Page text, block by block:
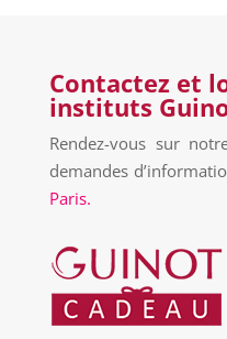
Contactez et
instituts
Rendez-vous sur
demandes
Paris.